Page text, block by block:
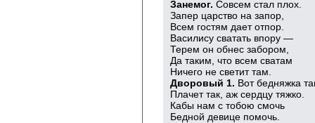
Занемог. Совсем стал плох.
Запер царство на запор,
Всем гостям дает отпор.
Василису сватать впору —
Терем он обнес забором,
Да таким, что всем сватам
Ничего не светит там.
Дворовый 1. Вот бедняжка
Плачет так, аж сердцу тяжко.
Кабы нам с тобою смочь
Бедной девице помочь.